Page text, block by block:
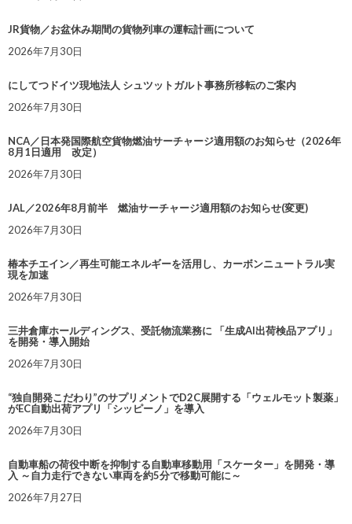
JR貨物／お盆休み期間の貨物列車の運転計画について
2026年7月30日
にしてつドイツ現地法人 シュツットガルト事務所移転のご案内
2026年7月30日
NCA／日本発国際航空貨物燃油サーチャージ適用額のお知らせ（2026年
8月1日適用 改定）
2026年7月30日
JAL／2026年8月前半 燃油サーチャージ適用額のお知らせ(変更)
2026年7月30日
椿本チエイン／再生可能エネルギーを活用し、カーボンニュートラル実
現を加速
2026年7月30日
三井倉庫ホールディングス、受託物流業務に 「生成AI出荷検品アプリ」
を開発・導入開始
2026年7月30日
“独自開発こだわり”のサプリメントでD2C展開する「ウェルモット製薬」
がEC自動出荷アプリ「シッピーノ」を導入
2026年7月30日
自動車船の荷役中断を抑制する自動車移動用「スケーター」を開発・導
入 ～自力走行できない車両を約5分で移動可能に～
2026年7月27日